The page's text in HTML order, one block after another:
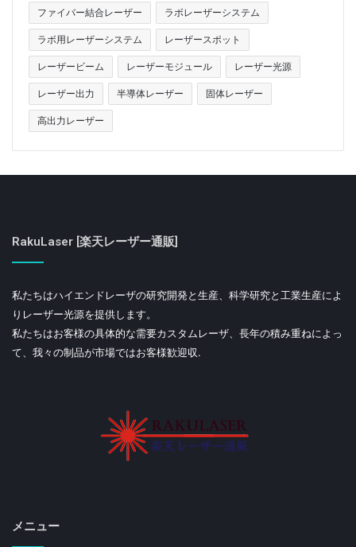
ファイバー結合レーザー ラボレーザーシステム
ラボ用レーザーシステム レーザースポット
レーザービーム レーザーモジュール レーザー光源
レーザー出力 半導体レーザー 固体レーザー
高出力レーザー
RakuLaser [楽天レーザー通販]
私たちはハイエンドレーザの研究開発と生産、科学研究と工業生産によ
りレーザー光源を提供します。
私たちはお客様の具体的な需要カスタムレーザ、長年の積み重ねによっ
て、我々の制品が市場ではお客様歓迎収.
メニュー